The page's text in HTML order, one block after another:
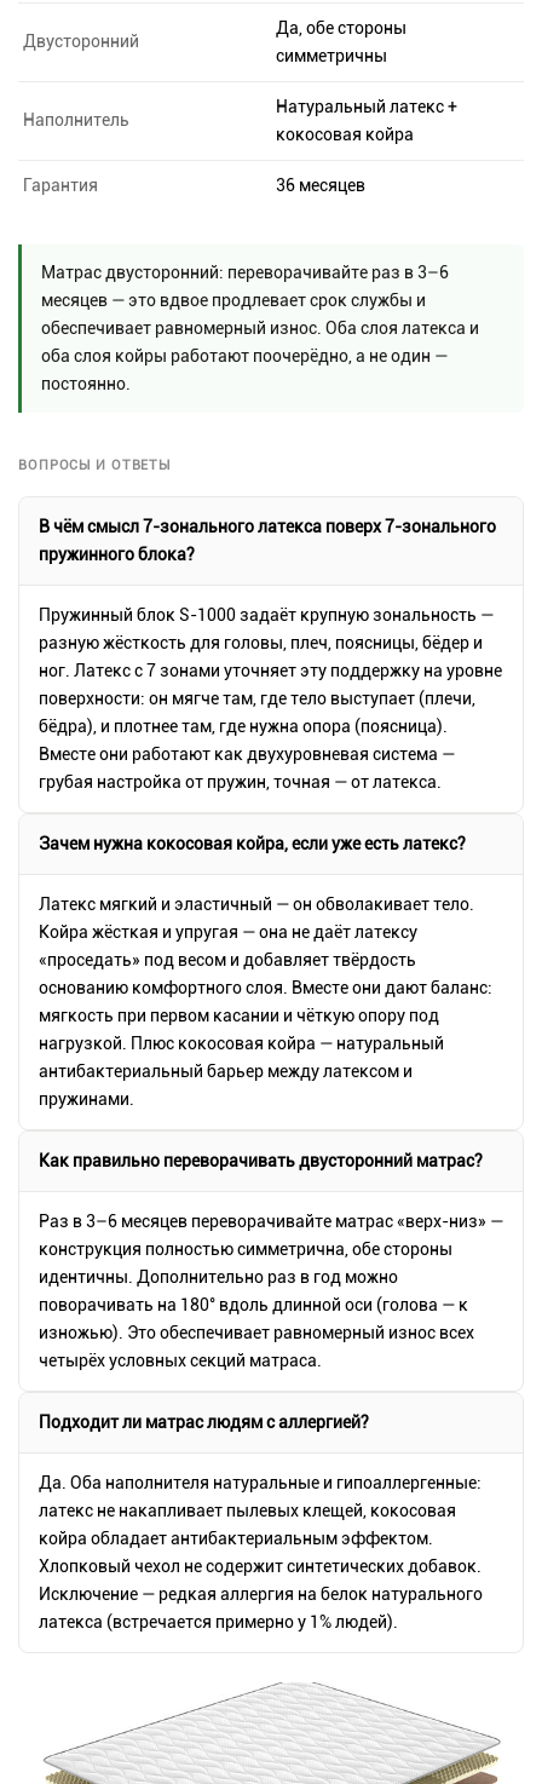
Двусторонний
Да, обе стороны
симметричны
Наполнитель
Натуральный латекс +
кокосовая койра
Гарантия 36 месяцев
Матрас двусторонний: переворачивайте раз в 3–6
месяцев — это вдвое продлевает срок службы и
обеспечивает равномерный износ. Оба слоя латекса и
оба слоя койры работают поочерёдно, а не один —
постоянно.
ВОПРОСЫ И ОТВЕТЫ
В чём смысл 7-зонального латекса поверх 7-зонального
пружинного блока?
Пружинный блок S-1000 задаёт крупную зональность —
разную жёсткость для головы, плеч, поясницы, бёдер и
ног. Латекс с 7 зонами уточняет эту поддержку на уровне
поверхности: он мягче там, где тело выступает (плечи,
бёдра), и плотнее там, где нужна опора (поясница).
Вместе они работают как двухуровневая система —
грубая настройка от пружин, точная — от латекса.
Зачем нужна кокосовая койра, если уже есть латекс?
Латекс мягкий и эластичный — он обволакивает тело.
Койра жёсткая и упругая — она не даёт латексу
«проседать» под весом и добавляет твёрдость
основанию комфортного слоя. Вместе они дают баланс:
мягкость при первом касании и чёткую опору под
нагрузкой. Плюс кокосовая койра — натуральный
антибактериальный барьер между латексом и
пружинами.
Как правильно переворачивать двусторонний матрас?
Раз в 3–6 месяцев переворачивайте матрас «верх-низ» —
конструкция полностью симметрична, обе стороны
идентичны. Дополнительно раз в год можно
поворачивать на 180° вдоль длинной оси (голова — к
изножью). Это обеспечивает равномерный износ всех
четырёх условных секций матраса.
Подходит ли матрас людям с аллергией?
Да. Оба наполнителя натуральные и гипоаллергенные:
латекс не накапливает пылевых клещей, кокосовая
койра обладает антибактериальным эффектом.
Хлопковый чехол не содержит синтетических добавок.
Исключение — редкая аллергия на белок натурального
латекса (встречается примерно у 1% людей).